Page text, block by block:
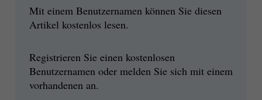
Mit einem Benutzernamen können Sie diesen
Artikel kostenlos lesen.
Registrieren Sie einen kostenlosen
Benutzernamen oder melden Sie sich mit einem
vorhandenen an.